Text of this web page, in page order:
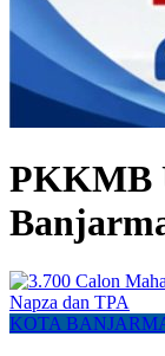
PKKMB
KOTA